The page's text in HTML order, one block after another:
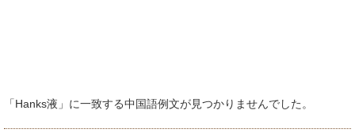
「Hanks液」に一致する中国語例文が見つかりませんでした。